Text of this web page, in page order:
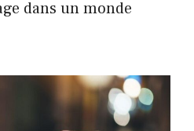
dans un monde